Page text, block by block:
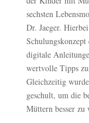
sechsten
Dr. Jaeger.
digitale
wertvolle Tipps
Gleichzeitig
geschult, um die
Müttern besser zu